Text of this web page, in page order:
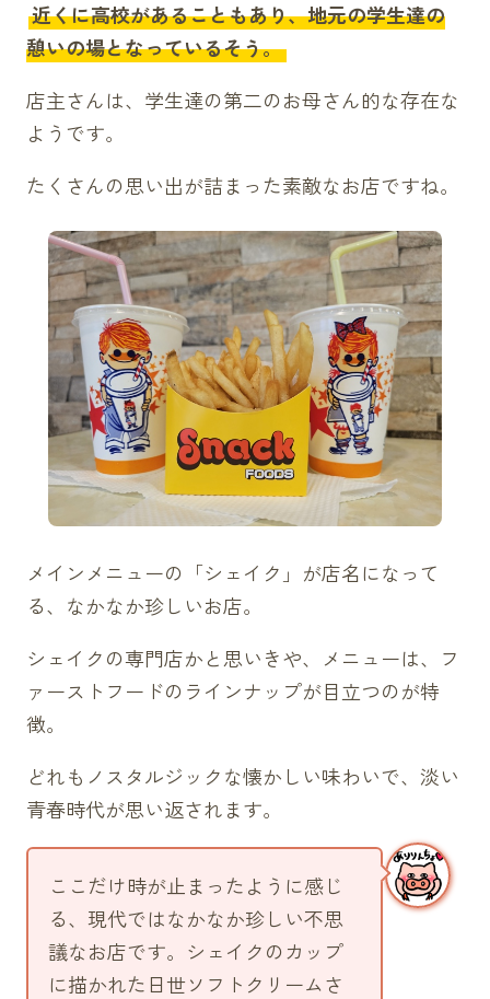
近くに高校があることもあり、地元の学生達の
憩いの場となっているそう。
店主さんは、学生達の第二のお母さん的な存在な
ようです。
たくさんの思い出が詰まった素敵なお店ですね。
メインメニューの「シェイク」が店名になって
る、なかなか珍しいお店。
シェイクの専門店かと思いきや、メニューは、フ
ァーストフードのラインナップが目立つのが特
徴。
どれもノスタルジックな懐かしい味わいで、淡い
青春時代が思い返されます。
ここだけ時が止まったように感じ
る、現代ではなかなか珍しい不思
議なお店です。シェイクのカップ
に描かれた日世ソフトクリームさ